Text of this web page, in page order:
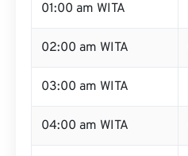
01:00 am WITA
02:00 am WITA
03:00 am WITA
04:00 am WITA